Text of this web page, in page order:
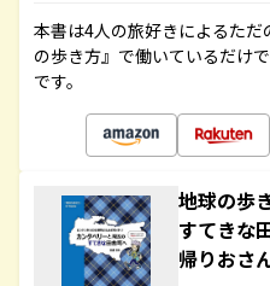
本書は4人の旅好きによるた
の歩き方』で働いているだけ
です。
地球の歩
すてきな
帰りおさ